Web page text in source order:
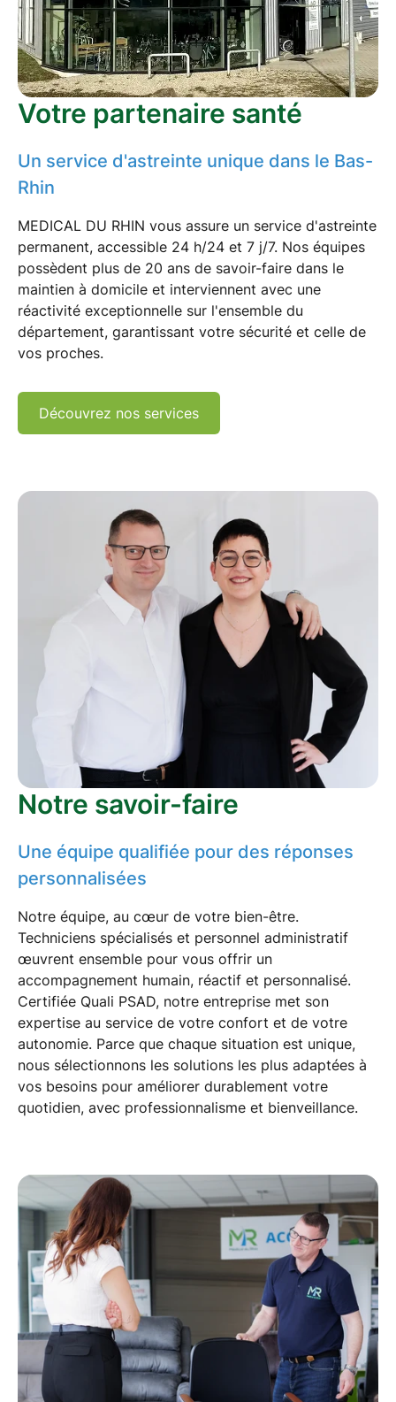
Votre partenaire santé
Un service d'astreinte unique dans le Bas-
Rhin
MEDICAL DU RHIN vous assure un service d'astreinte
permanent, accessible 24 h/24 et 7 j/7. Nos équipes
possèdent plus de 20 ans de savoir-faire dans le
maintien à domicile et interviennent avec une
réactivité exceptionnelle sur l'ensemble du
département, garantissant votre sécurité et celle de
vos proches.
Découvrez nos services
Notre savoir-faire
Une équipe qualifiée pour des réponses
personnalisées
Notre équipe, au cœur de votre bien-être.
Techniciens spécialisés et personnel administratif
œuvrent ensemble pour vous offrir un
accompagnement humain, réactif et personnalisé.
Certifiée Quali PSAD, notre entreprise met son
expertise au service de votre confort et de votre
autonomie. Parce que chaque situation est unique,
nous sélectionnons les solutions les plus adaptées à
vos besoins pour améliorer durablement votre
quotidien, avec professionnalisme et bienveillance.